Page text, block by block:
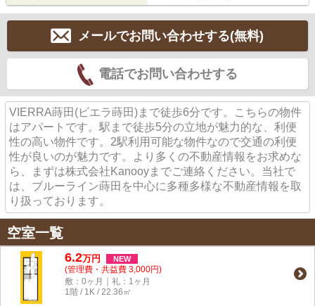
メールでお問い合わせする(無料)
電話でお問い合わせする
VIERRA蒔田(ビエラ蒔田)まで徒歩6分です。こちらの物件
はアパートです。駅まで徒歩5分の立地が魅力的な、利便
性の高い物件です。2駅利用可能な物件なので交通の利便
性が良いのが魅力です。より多くの不動産情報をお求めな
ら、まずは株式会社Kanooyまでご連絡ください。当社で
は、ブルーライン蒔田を中心に多種多様な不動産情報を取
り扱っております。
空室一覧
6.2万円 NEW
(管理費・共益費 3,000円)
敷：0ヶ月｜礼：1ヶ月
1階 / 1K / 22.36㎡